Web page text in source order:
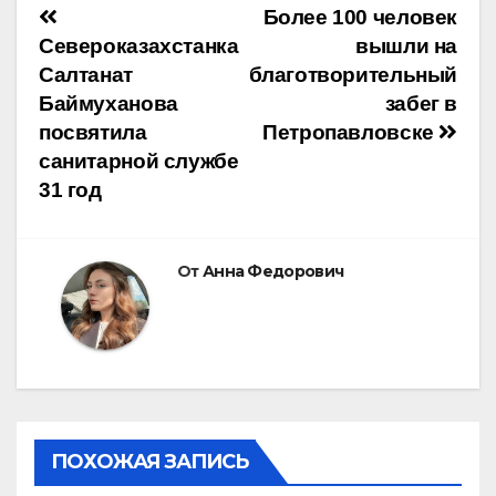
Навигация
по
записям
Более 100 человек
вышли на
благотворительный
забег в
Петропавловске
Североказахстанка
Салтанат
Баймуханова
посвятила
санитарной службе
31 год
ОтАнна Федорович
ПОХОЖАЯ ЗАПИСЬ